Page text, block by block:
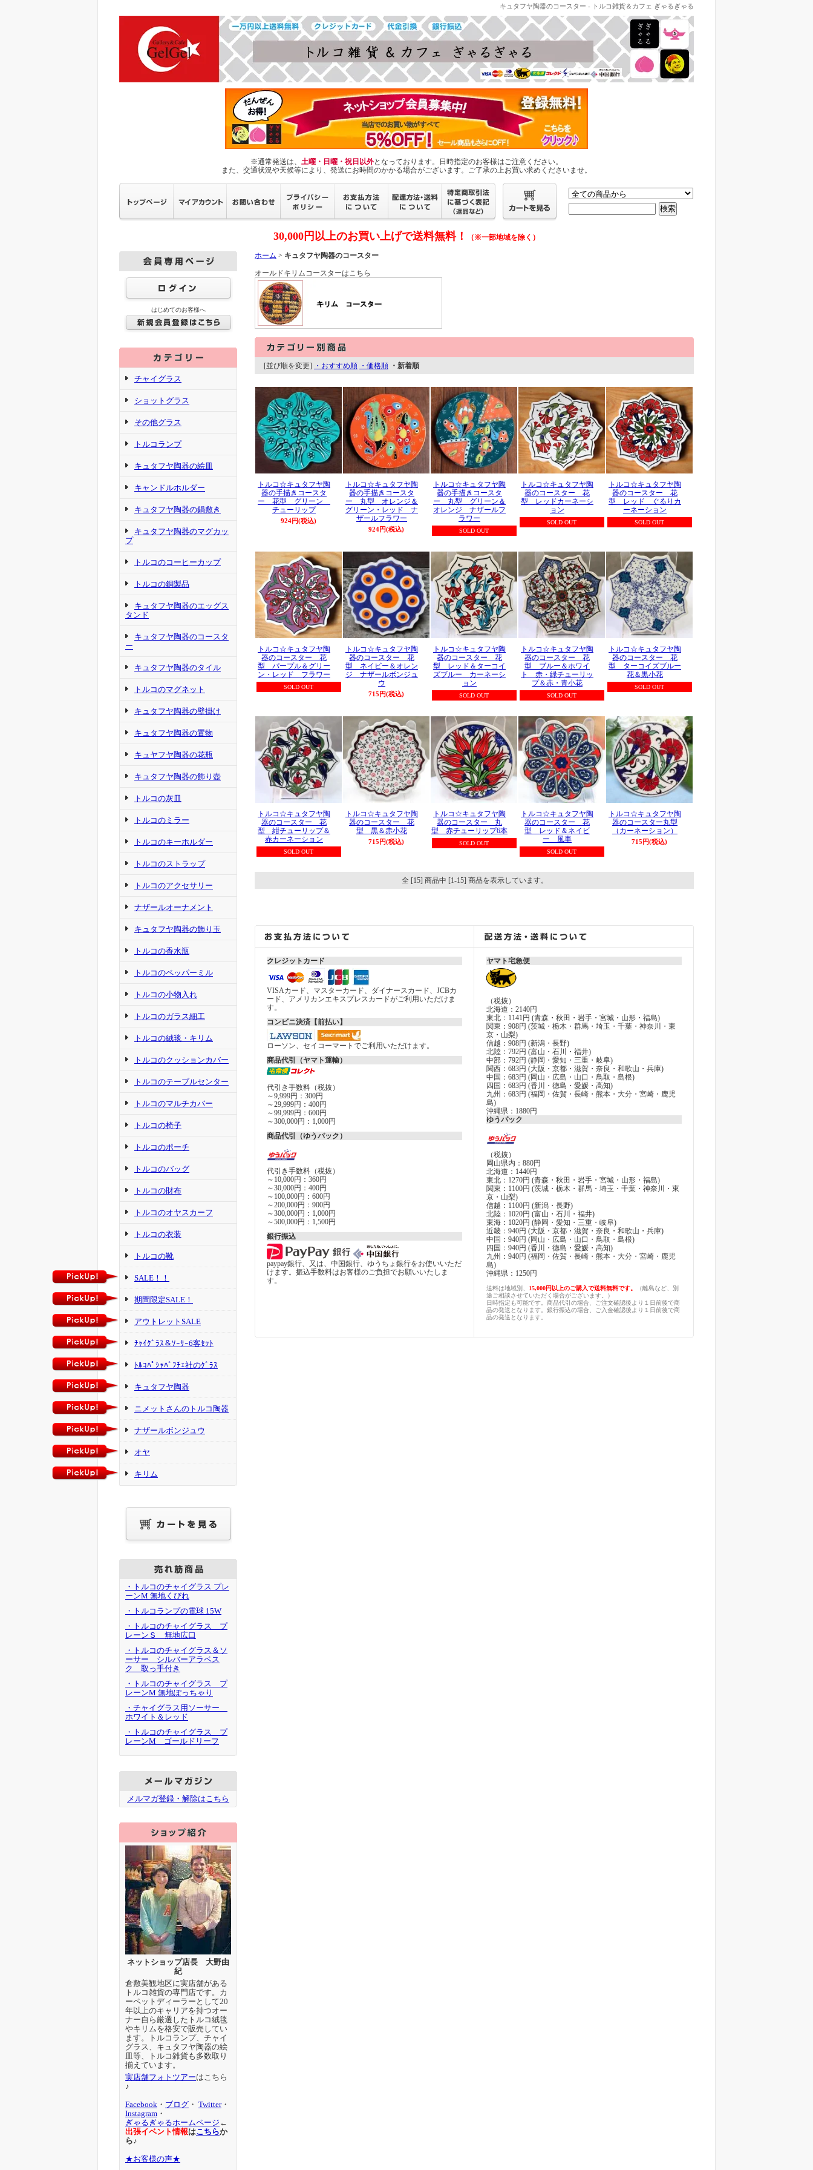
キュタフヤ陶器のコースター - トルコ雑貨＆カフェ ぎゃるぎゃる
※通常発送は、 土曜・日曜・祝日以外となっております。日時指定のお客様はご注意ください。
また、交通状況や天候等により、発送にお時間のかかる場合がございます。ご了承の上お買い求めくださいませ。
30,000円以上のお買い上げで送料無料！ （※一部地域を除く）
はじめてのお客様へ
チャイグラス
ショットグラス
その他グラス
トルコランプ
キュタフヤ陶器の絵皿
キャンドルホルダー
キュタフヤ陶器の鍋敷き
キュタフヤ陶器のマグカッ
プ
トルコのコーヒーカップ
トルコの銅製品
キュタフヤ陶器のエッグス
タンド
キュタフヤ陶器のコースタ
ー
キュタフヤ陶器のタイル
トルコのマグネット
キュタフヤ陶器の壁掛け
キュタフヤ陶器の置物
キュヤフヤ陶器の花瓶
キュタフヤ陶器の飾り壺
トルコの灰皿
トルコのミラー
トルコのキーホルダー
トルコのストラップ
トルコのアクセサリー
ナザールオーナメント
キュタフヤ陶器の飾り玉
トルコの香水瓶
トルコのペッパーミル
トルコの小物入れ
トルコのガラス細工
トルコの絨毯・キリム
トルコのクッションカバー
トルコのテーブルセンター
トルコのマルチカバー
トルコの椅子
トルコのポーチ
トルコのバッグ
トルコの財布
トルコのオヤスカーフ
トルコの衣装
トルコの靴
SALE！！
期間限定SALE！
アウトレットSALE
ﾁｬｲｸﾞﾗｽ＆ｿｰｻｰ6客ｾｯﾄ
ﾄﾙｺﾊﾟｼｬﾊﾞﾌﾁｪ社のｸﾞﾗｽ
キュタフヤ陶器
ニメットさんのトルコ陶器
ナザールボンジュウ
オヤ
キリム
・トルコのチャイグラス プレ
ーンM 無地くびれ
・トルコランプの電球 15W
・トルコのチャイグラス プ
レーンＳ 無地広口
・トルコのチャイグラス＆ソ
ーサー シルバーアラベス
ク 取っ手付き
・トルコのチャイグラス プ
レーンM 無地ぽっちゃり
・チャイグラス用ソーサー
ホワイト＆レッド
・トルコのチャイグラス プ
レーンM ゴールドリーフ
メルマガ登録・解除はこちら
ネットショップ店長 大野由
紀
倉敷美観地区に実店舗がある
トルコ雑貨の専門店です。カ
ーペットディーラーとして20
年以上のキャリアを持つオー
ナー自ら厳選したトルコ絨毯
やキリムを格安で販売してい
ます。トルコランプ、チャイ
グラス、キュタフヤ陶器の絵
皿等、トルコ雑貨も多数取り
揃えています。
実店舗フォトツアーはこちら
♪
Facebook ・ ブログ ・ Twitter・
Instagram ・
ぎゃるぎゃるホームページ ←
出張イベント情報はこちらか
ら♪
★お客様の声★
ホーム > キュタフヤ陶器のコースター
オールドキリムコースターはこちら
[並び順を変更] ・おすすめ順 ・価格順 ・新着順
トルコ☆キュタフヤ陶
器の手描きコースタ
ー 花型 グリーン
チューリップ
924円(税込)
トルコ☆キュタフヤ陶
器の手描きコースタ
ー 丸型 オレンジ＆
グリーン・レッド ナ
ザールフラワー
924円(税込)
トルコ☆キュタフヤ陶
器の手描きコースタ
ー 丸型 グリーン＆
オレンジ ナザールフ
ラワー
SOLD OUT
トルコ☆キュタフヤ陶
器のコースター 花
型 レッドカーネーシ
ョン
SOLD OUT
トルコ☆キュタフヤ陶
器のコースター 花
型 レッド ぐるりカ
ーネーション
SOLD OUT
トルコ☆キュタフヤ陶
器のコースター 花
型 パープル＆グリー
ン・レッド フラワー
SOLD OUT
トルコ☆キュタフヤ陶
器のコースター 花
型 ネイビー＆オレン
ジ ナザールボンジュ
ウ
715円(税込)
トルコ☆キュタフヤ陶
器のコースター 花
型 レッド＆ターコイ
ズブルー カーネーシ
ョン
SOLD OUT
トルコ☆キュタフヤ陶
器のコースター 花
型 ブルー＆ホワイ
ト 赤・緑チューリッ
プ＆赤・青小花
SOLD OUT
トルコ☆キュタフヤ陶
器のコースター 花
型 ターコイズブルー
花＆黒小花
SOLD OUT
トルコ☆キュタフヤ陶
器のコースター 花
型 紺チューリップ＆
赤カーネーション
SOLD OUT
トルコ☆キュタフヤ陶
器のコースター 花
型 黒＆赤小花
715円(税込)
トルコ☆キュタフヤ陶
器のコースター 丸
型 赤チューリップ6本
SOLD OUT
トルコ☆キュタフヤ陶
器のコースター 花
型 レッド＆ネイビ
ー 風車
SOLD OUT
トルコ☆キュタフヤ陶
器のコースター丸型
（カーネーション）
715円(税込)
全 [15] 商品中 [1-15] 商品を表示しています。
クレジットカード
VISAカード、マスターカード、ダイナースカード、JCBカ
ード、アメリカンエキスプレスカードがご利用いただけま
す。
コンビニ決済【前払い】
ローソン、セイコーマートでご利用いただけます。
商品代引（ヤマト運輸）
代引き手数料（税抜）
～9,999円：300円
～29,999円：400円
～99,999円：600円
～300,000円：1,000円
商品代引（ゆうパック）
代引き手数料（税抜）
～10,000円：360円
～30,000円：400円
～100,000円：600円
～200,000円：900円
～300,000円：1,000円
～500,000円：1,500円
銀行振込
paypay銀行、又は、中国銀行、ゆうちょ銀行をお使いいただ
けます。振込手数料はお客様のご負担でお願いいたしま
す。
ヤマト宅急便
（税抜）
北海道：2140円
東北：1141円 (青森・秋田・岩手・宮城・山形・福島)
関東：908円 (茨城・栃木・群馬・埼玉・千葉・神奈川・東
京・山梨)
信越：908円 (新潟・長野)
北陸：792円 (富山・石川・福井)
中部：792円 (静岡・愛知・三重・岐阜)
関西：683円 (大阪・京都・滋賀・奈良・和歌山・兵庫)
中国：683円 (岡山・広島・山口・鳥取・島根)
四国：683円 (香川・徳島・愛媛・高知)
九州：683円 (福岡・佐賀・長崎・熊本・大分・宮崎・鹿児
島)
沖縄県：1880円
ゆうパック
（税抜）
岡山県内：880円
北海道：1440円
東北：1270円 (青森・秋田・岩手・宮城・山形・福島)
関東：1100円 (茨城・栃木・群馬・埼玉・千葉・神奈川・東
京・山梨)
信越：1100円 (新潟・長野)
北陸：1020円 (富山・石川・福井)
東海：1020円 (静岡・愛知・三重・岐阜)
近畿：940円 (大阪・京都・滋賀・奈良・和歌山・兵庫)
中国：940円 (岡山・広島・山口・鳥取・島根)
四国：940円 (香川・徳島・愛媛・高知)
九州：940円 (福岡・佐賀・長崎・熊本・大分・宮崎・鹿児
島)
沖縄県：1250円
送料は地域別、 15,000円以上のご購入で送料無料です。
（離島など、別
途ご相談させていただく場合がございます。）
日時指定も可能です。商品代引の場合、ご注文確認後より１日前後で商
品の発送となります。銀行振込の場合、ご入金確認後より１日前後で商
品の発送となります。